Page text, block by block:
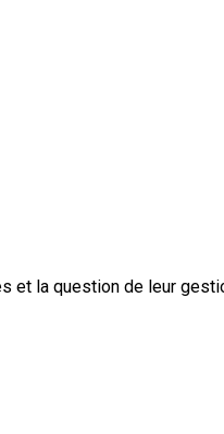
la question de leur